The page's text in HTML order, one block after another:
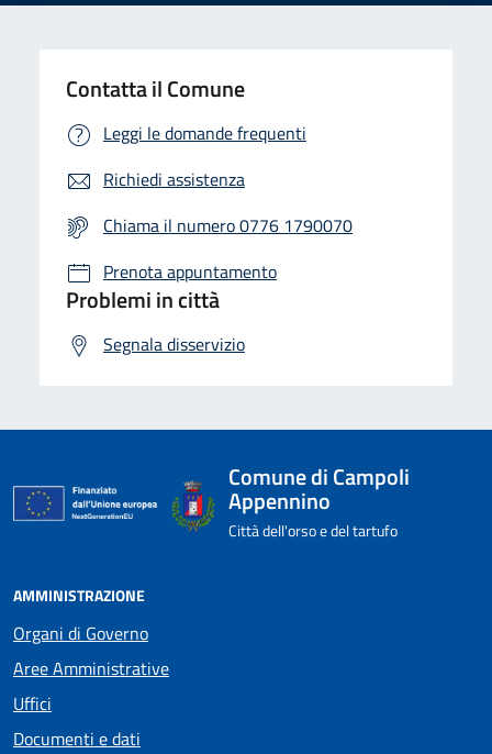
Contatta il Comune
Leggi le domande frequenti
Richiedi assistenza
Chiama il numero 0776 1790070
Prenota appuntamento
Problemi in città
Segnala disservizio
Comune di Campoli
Appennino
Città dell'orso e del tartufo
AMMINISTRAZIONE
Organi di Governo
Aree Amministrative
Uffici
Documenti e dati